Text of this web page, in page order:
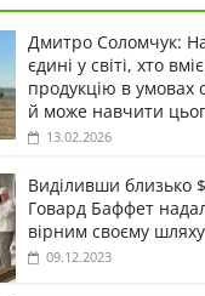
Дмитро Соломчук:
єдині у світі, хто
продукцію в умовах
й може навчити
13.02.2026
Виділивши близько
Говард Баффет
вірним своєму шляху
09.12.2023